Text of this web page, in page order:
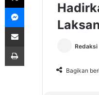
Redaksi
Bagikan